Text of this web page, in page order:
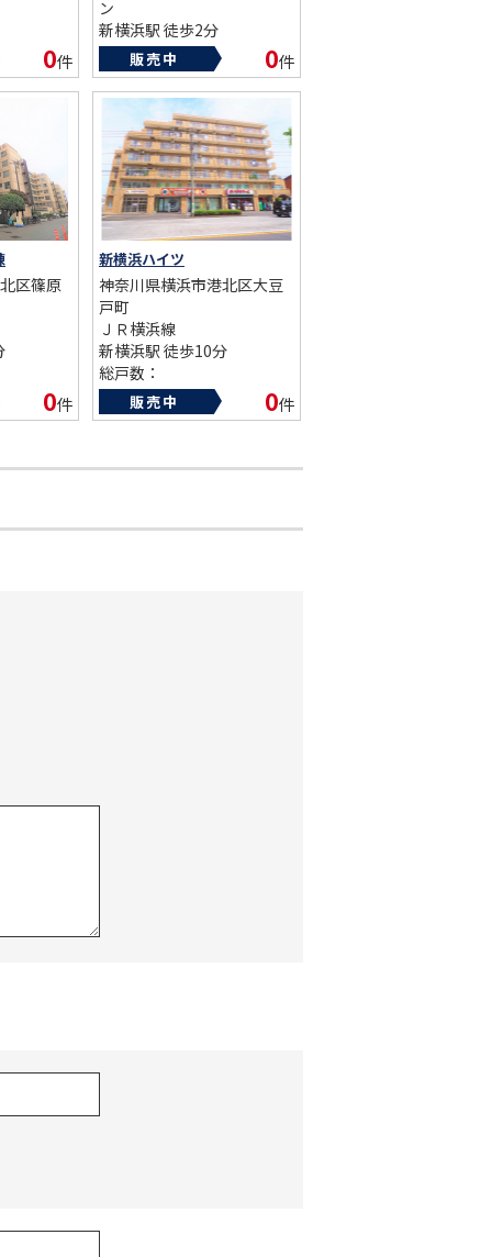
0件
ン
新横浜駅 徒歩2分
総戸数：68戸
築年数：2007年
販売中 0件
区篠原
0件
新横浜ハイツ
神奈川県横浜市港北区大豆
戸町
ＪＲ横浜線
新横浜駅 徒歩10分
総戸数：
築年数：1986年
販売中 0件